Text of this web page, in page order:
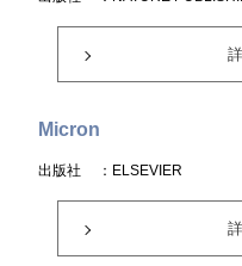
Micron
出版社 ：ELSEVIER